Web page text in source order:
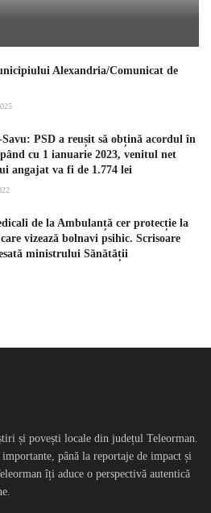
Alexandria/Comunicat de
PSD a reușit să obțină acordul în
cu 1 ianuarie 2023, venitul net
angajat va fi de 1.774 lei
de la Ambulanță cer protecție la
vizează bolnavi psihic. Scrisoare
ministrului Sănătății
și povești locale din județul Teleorman.
până la reportaje de impact și
îți aduce o perspectivă autentică